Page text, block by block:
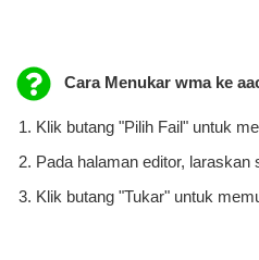
Cara Menukar wma ke
Klik butang "Pilih Fail" untuk
Pada halaman editor, laraskan
Klik butang "Tukar" untuk